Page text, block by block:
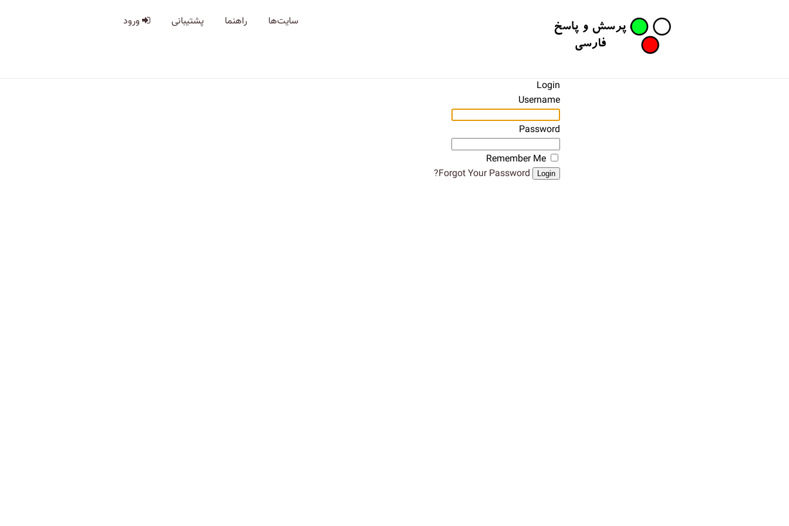
سایت‌ها راهنما پشتیبانی ورود
Login
Username
Password
Remember Me
Login
Forgot Your Password?